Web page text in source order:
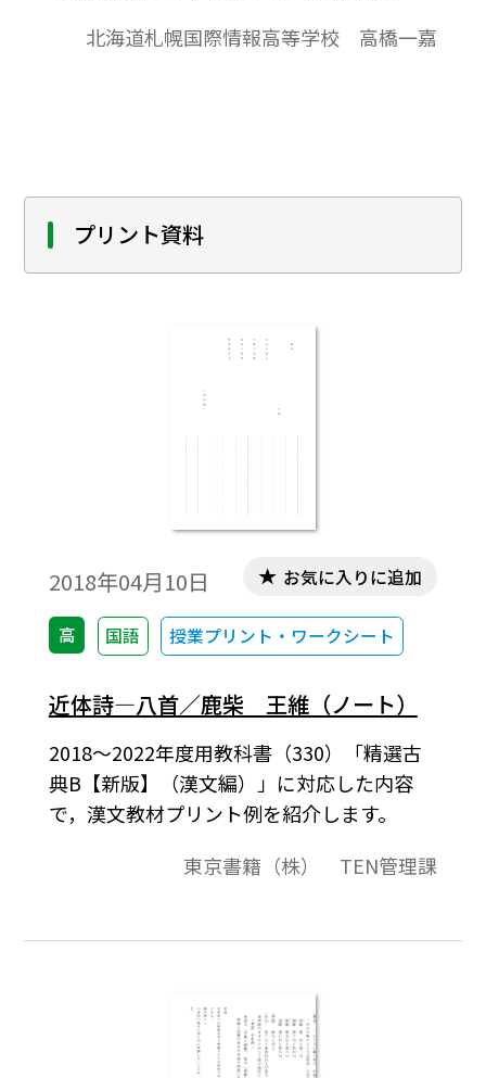
た。しかし、何故かこれまでの学校目標
してどのような力をつけさせるかという観
点で、これまでの授業実践を改めて考え直
してみようと思ったのである。その実践を
北海道札幌国際情報高等学校 高橋一嘉
プリント資料
2018年04月10日
高 国語 授業プリント・ワークシート
お気に入りに追加
近体詩―八首／鹿柴 王維（ノート）
2018～2022年度用教科書（330）「精選古
典B【新版】（漢文編）」に対応した内容
で，漢文教材プリント例を紹介します。
東京書籍（株） TEN管理課